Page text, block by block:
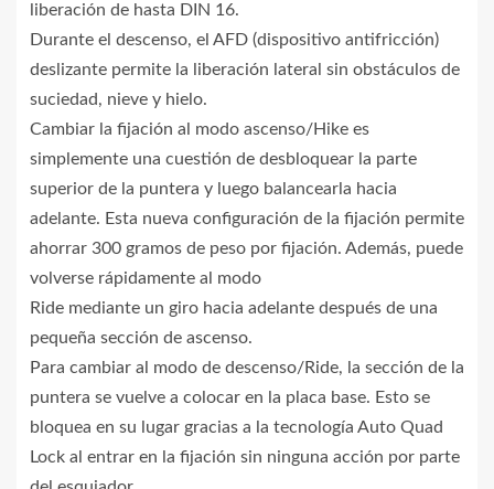
liberación de hasta DIN 16.
Durante el descenso, el AFD (dispositivo antifricción)
deslizante permite la liberación lateral sin obstáculos de
suciedad, nieve y hielo.
Cambiar la fijación al modo ascenso/Hike es
simplemente una cuestión de desbloquear la parte
superior de la puntera y luego balancearla hacia
adelante. Esta nueva configuración de la fijación permite
ahorrar 300 gramos de peso por fijación. Además, puede
volverse rápidamente al modo
Ride mediante un giro hacia adelante después de una
pequeña sección de ascenso.
Para cambiar al modo de descenso/Ride, la sección de la
puntera se vuelve a colocar en la placa base. Esto se
bloquea en su lugar gracias a la tecnología Auto Quad
Lock al entrar en la fijación sin ninguna acción por parte